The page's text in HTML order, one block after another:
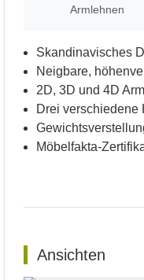
Armlehnen
Skandinavisches
Neigbare,
2D, 3D und 4D
Drei verschiedene
Möbelfakta-
Ansichten